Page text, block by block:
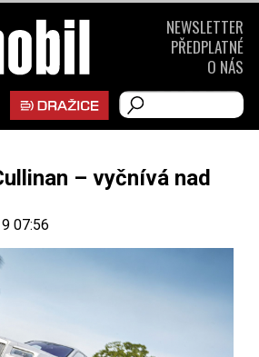
– vyčnívá nad
07:56
NEWSLETTER
PŘEDPLATNÉ
O NÁS